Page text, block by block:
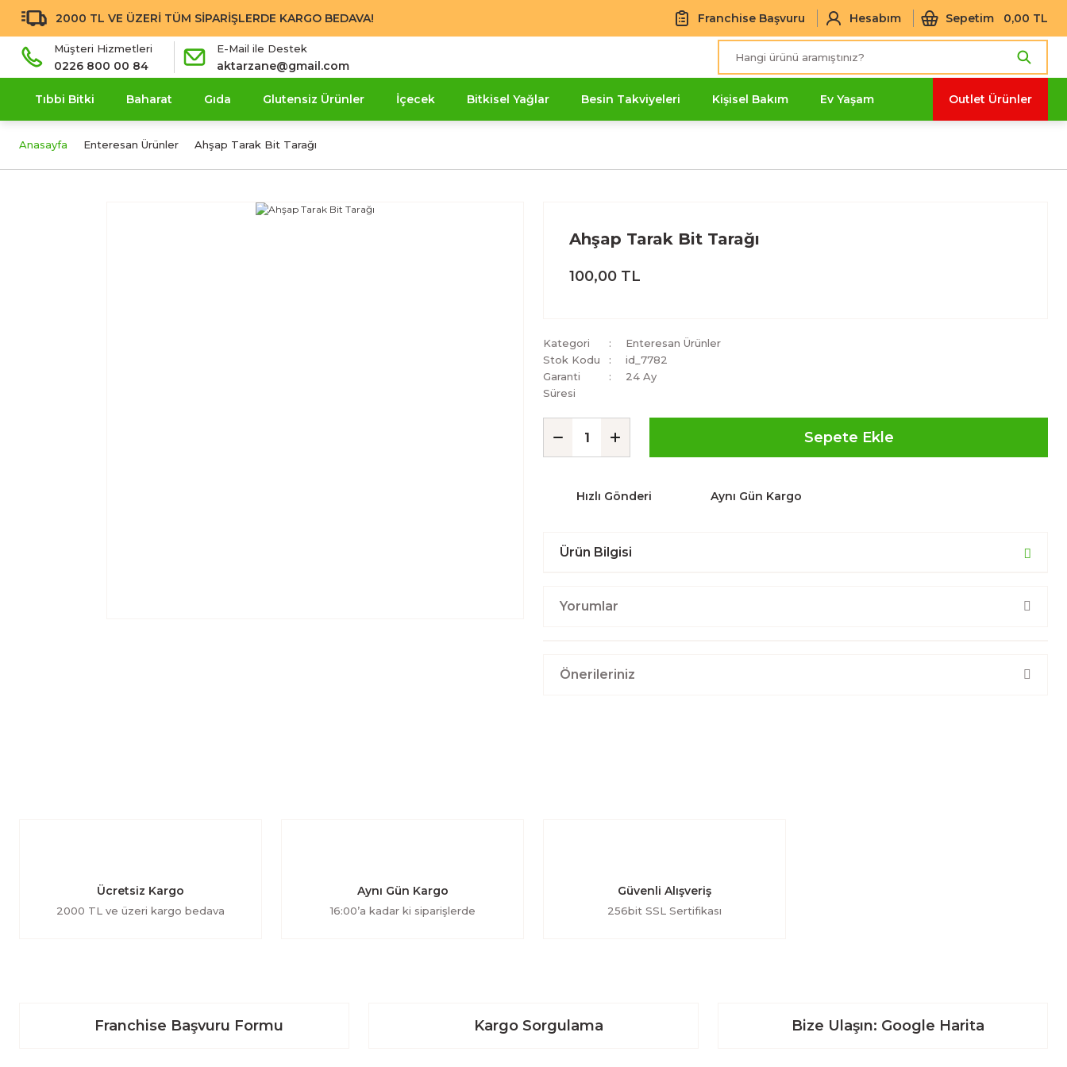
2000 TL VE ÜZERİ TÜM SİPARİŞLERDE KARGO BEDAVA! Franchise Başvuru Hesabım Sepetim 0,00 TL
Müşteri Hizmetleri
0226 800 00 84
E-Mail ile Destek
aktarzane@gmail.com
Tıbbi Bitki Baharat Gıda Glutensiz Ürünler İçecek Bitkisel Yağlar Besin Takviyeleri Kişisel Bakım Ev Yaşam Outlet Ürünler
Anasayfa Enteresan Ürünler Ahşap Tarak Bit Tarağı
Ahşap Tarak Bit Tarağı
100,00 TL
Kategori
Enteresan Ürünler
Stok Kodu
id_7782
Garanti
Süresi
24 Ay
Sepete Ekle
Hızlı Gönderi Aynı Gün Kargo
Ürün Bilgisi
Yorumlar
Önerileriniz
Ücretsiz Kargo
2000 TL ve üzeri kargo bedava
Aynı Gün Kargo
16:00’a kadar ki siparişlerde
Güvenli Alışveriş
256bit SSL Sertifikası
Franchise Başvuru Formu Kargo Sorgulama Bize Ulaşın: Google Harita